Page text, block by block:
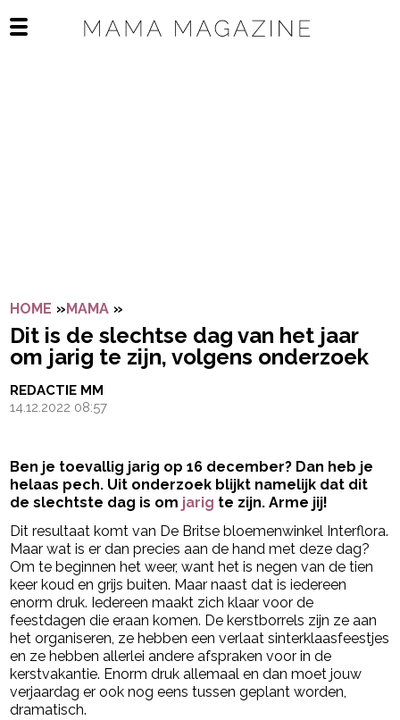
Open het mobiele menu
HOME »MAMA »
Dit is de slechtse dag van het jaar
om jarig te zijn, volgens onderzoek
REDACTIE MM
14.12.2022 08:57
Ben je toevallig jarig op 16 december? Dan heb je
helaas pech. Uit onderzoek blijkt namelijk dat dit
de slechtste dag is om jarig te zijn. Arme jij!
Dit resultaat komt van De Britse bloemenwinkel Interflora.
Maar wat is er dan precies aan de hand met deze dag?
Om te beginnen het weer, want het is negen van de tien
keer koud en grijs buiten. Maar naast dat is iedereen
enorm druk. Iedereen maakt zich klaar voor de
feestdagen die eraan komen. De kerstborrels zijn ze aan
het organiseren, ze hebben een verlaat sinterklaasfeestjes
en ze hebben allerlei andere afspraken voor in de
kerstvakantie. Enorm druk allemaal en dan moet jouw
verjaardag er ook nog eens tussen geplant worden,
dramatisch.